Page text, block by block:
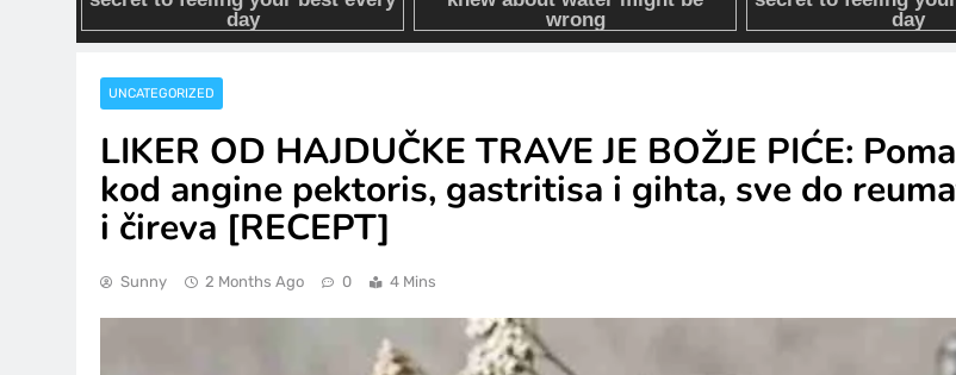
UNCATEGORIZED
LIKER OD HAJDUČKE TRAVE JE BOŽJE PIĆE:
kod angine pektoris, gastritisa i gihta, sve do
i čireva [RECEPT]
Sunny 2 Months Ago 0 4 Mins